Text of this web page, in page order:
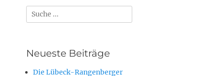
Suchen
nach:
Neueste Beiträge
Die Lübeck-Rangenberger